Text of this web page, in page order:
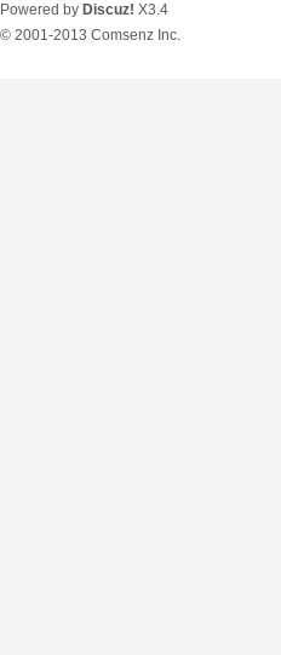
Powered by Discuz! X3.4
© 2001-2013 Comsenz Inc.